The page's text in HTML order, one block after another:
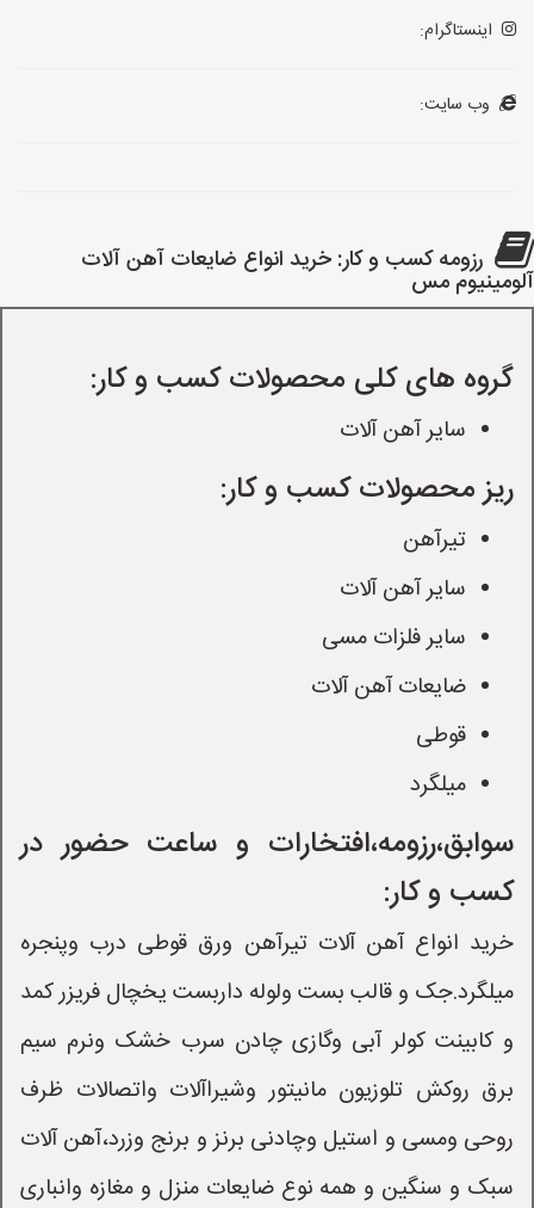
اینستاگرام:
وب سایت:
رزومه کسب و کار: خرید انواع ضایعات آهن آلات
آلومینیوم مس
گروه های کلی محصولات کسب و کار:
سایر آهن آلات
ریز محصولات کسب و کار:
تیرآهن
سایر آهن آلات
سایر فلزات مسی
ضایعات آهن آلات
قوطی
میلگرد
سوابق،رزومه،افتخارات و ساعت حضور در
کسب و کار:
خرید انواع آهن آلات تیرآهن ورق قوطی درب وپنجره
میلگرد.جک و قالب بست ولوله داربست یخچال فریزر کمد
و کابینت کولر آبی وگازی چادن سرب خشک ونرم سیم
برق روکش تلوزیون مانیتور وشیراآلات واتصالات ظرف
روحی ومسی و استیل وچادنی برنز و برنج وزرد،آهن آلات
سبک و سنگین و همه نوع ضایعات منزل و مغازه وانباری